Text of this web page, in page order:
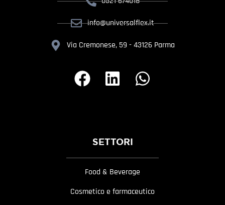
info@universalflex.it
Via Cremonese, 59 - 43126 Parma
SETTORI
Food & Beverage
Cosmetico e farmaceutico